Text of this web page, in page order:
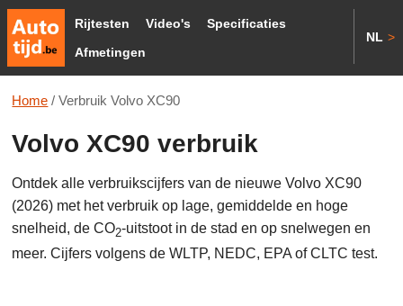
Rijtesten Video's
Specificaties
Afmetingen
NL >
Home / Verbruik Volvo XC90
Volvo XC90 verbruik
Ontdek alle verbruikscijfers van de nieuwe Volvo XC90
(2026) met het verbruik op lage, gemiddelde en hoge
snelheid, de CO2-uitstoot in de stad en op snelwegen en
meer. Cijfers volgens de WLTP, NEDC, EPA of CLTC test.